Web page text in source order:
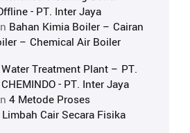
- PT. Inter Jaya
Bahan Kimia Boiler – Cairan
– Chemical Air Boiler
Treatment Plant – PT.
- PT. Inter Jaya
4 Metode Proses
Cair Secara Fisika